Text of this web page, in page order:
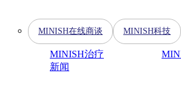
MINISH治疗
新闻
MINISH在线商谈 MINISH科技